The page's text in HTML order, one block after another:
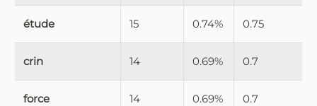
étude 15 0.74% 0.75
crin 14 0.69% 0.7
force 14 0.69% 0.7